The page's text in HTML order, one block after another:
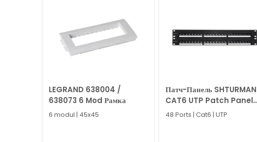
По всем вопросам как по моделям патч-панелей, так и по
Если вам нужна помощь с выбором, наши опытные специалисты
Мы всегда готовы ответить на все ваши вопросы,
LEGRAND 638004 /
638073 6 Mod Рамка
6 modul | 45x45
Патч-Панель
CAT6 UTP Patch Panel
48 Портов - SLT %35117
48 Ports | Cat6 | UTP